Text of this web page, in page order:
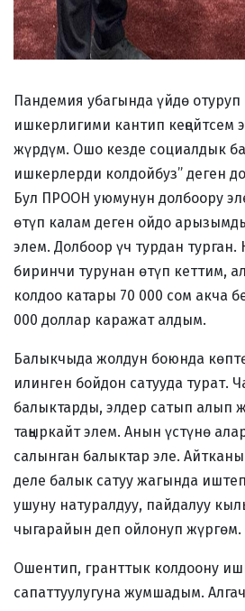
Пандемия убагында үйдө
ишкерлигими кантип кеңейтсем
жүрдүм. Ошо кезде социалдык
ишкерлерди колдойбуз” деген
Бул ПРООН уюмунун долбоору
өтүп калам деген ойдо
элем. Долбоор үч турдан турган.
биринчи турунан өтүп кеттим,
колдоо катары 70 000 сом акча
000 доллар каражат алдым.
Балыкчыда жолдун боюнда
илинген бойдон сатууда турат.
балыктарды, элдер сатып алып
таңыркайт элем. Анын үстүнө
салынган балыктар эле.
деле балык сатуу жагында
ушуну натуралдуу, пайдалуу
чыгарайын деп ойлонуп жүргөм.
Ошентип, гранттык колдоону
сапаттуулугуна жумшадым.